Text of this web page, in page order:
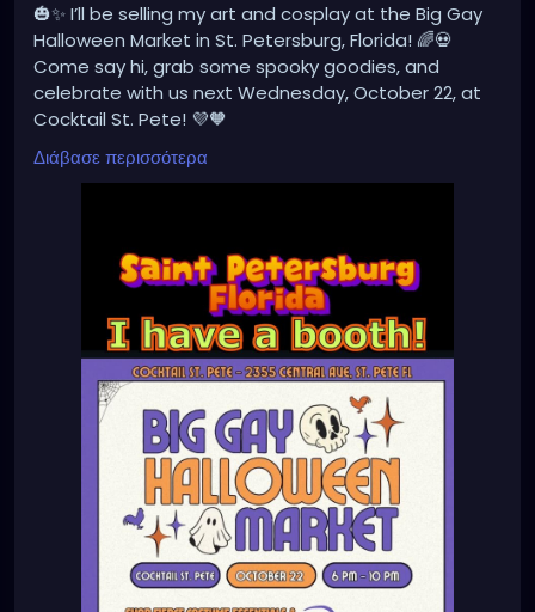
🎃✨ I’ll be selling my art and cosplay at the Big Gay
Halloween Market in St. Petersburg, Florida! 🌈💀
Come say hi, grab some spooky goodies, and
celebrate with us next Wednesday, October 22, at
Cocktail St. Pete! 💜🧡
#BigGayHalloweenMarket
#ArtistBooth #CosplayArt
Διάβασε περισσότερα